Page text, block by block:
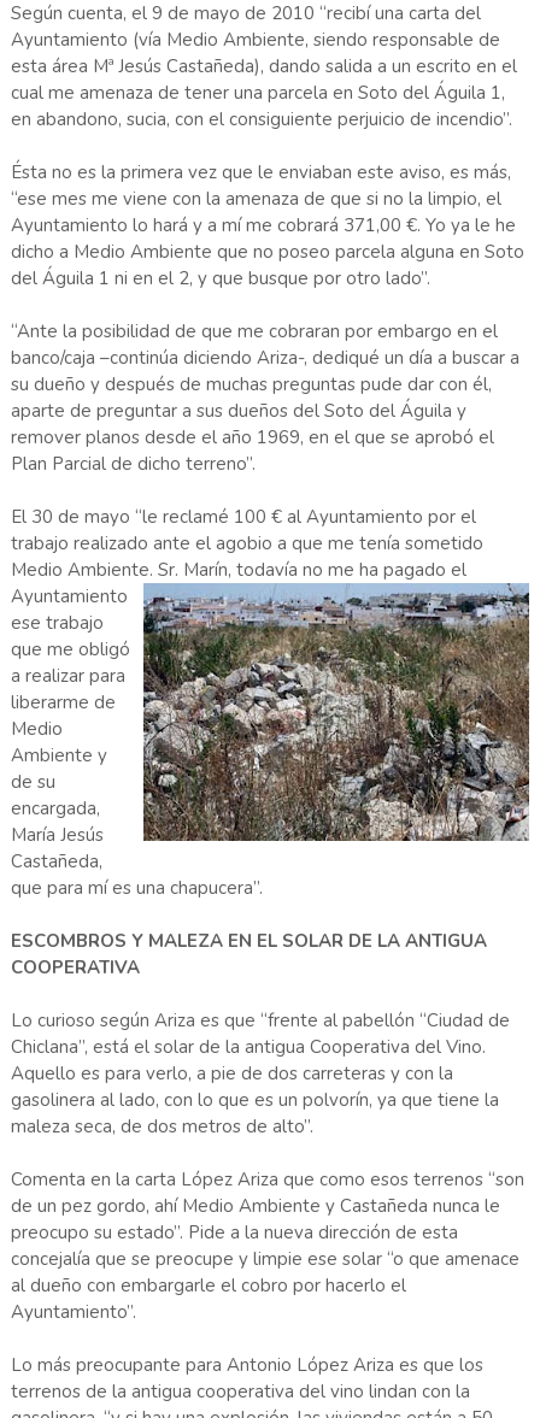
Según cuenta, el 9 de mayo de 2010 “recibí una carta del
Ayuntamiento (vía Medio Ambiente, siendo responsable de
esta área Mª Jesús Castañeda), dando salida a un escrito en el
cual me amenaza de tener una parcela en Soto del Águila 1,
en abandono, sucia, con el consiguiente perjuicio de incendio”.
Ésta no es la primera vez que le enviaban este aviso, es más,
“ese mes me viene con la amenaza de que si no la limpio, el
Ayuntamiento lo hará y a mí me cobrará 371,00 €. Yo ya le he
dicho a Medio Ambiente que no poseo parcela alguna en Soto
del Águila 1 ni en el 2, y que busque por otro lado”.
“Ante la posibilidad de que me cobraran por embargo en el
banco/caja –continúa diciendo Ariza-, dediqué un día a buscar a
su dueño y después de muchas preguntas pude dar con él,
aparte de preguntar a sus dueños del Soto del Águila y
remover planos desde el año 1969, en el que se aprobó el
Plan Parcial de dicho terreno”.
El 30 de mayo “le reclamé 100 € al Ayuntamiento por el
trabajo realizado ante el agobio a que me tenía sometido
Medio Ambiente. Sr. Marín, todavía no me ha pagado el
Ayuntamiento
ese trabajo
que me obligó
a realizar para
liberarme de
Medio
Ambiente y
de su
encargada,
María Jesús
Castañeda,
que para mí es una chapucera”.
ESCOMBROS Y MALEZA EN EL SOLAR DE LA ANTIGUA
COOPERATIVA
Lo curioso según Ariza es que “frente al pabellón “Ciudad de
Chiclana”, está el solar de la antigua Cooperativa del Vino.
Aquello es para verlo, a pie de dos carreteras y con la
gasolinera al lado, con lo que es un polvorín, ya que tiene la
maleza seca, de dos metros de alto”.
Comenta en la carta López Ariza que como esos terrenos “son
de un pez gordo, ahí Medio Ambiente y Castañeda nunca le
preocupo su estado”. Pide a la nueva dirección de esta
concejalía que se preocupe y limpie ese solar “o que amenace
al dueño con embargarle el cobro por hacerlo el
Ayuntamiento”.
Lo más preocupante para Antonio López Ariza es que los
terrenos de la antigua cooperativa del vino lindan con la